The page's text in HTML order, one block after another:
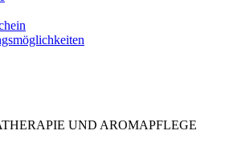
UND AROMAPFLEGE